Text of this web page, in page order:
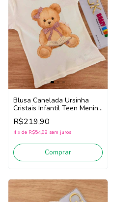
Blusa Canelada Ursinha
Cristais Infantil Teen Menina
Pituchinhus 30765 (Off
White)
R$219,90
4 x de R$54,98 sem juros
Comprar